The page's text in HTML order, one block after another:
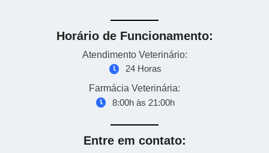
Horário de Funcionamento:
Atendimento Veterinário:
24 Horas
Farmácia Veterinária:
8:00h às 21:00h
Entre em contato: